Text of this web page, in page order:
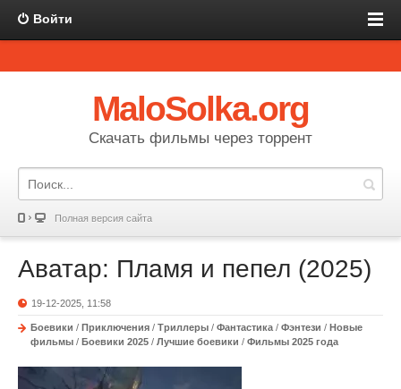
Войти
MaloSolka.org
Скачать фильмы через торрент
Полная версия сайта
Аватар: Пламя и пепел (2025)
19-12-2025, 11:58
Боевики / Приключения / Триллеры / Фантастика / Фэнтези / Новые
фильмы / Боевики 2025 / Лучшие боевики / Фильмы 2025 года